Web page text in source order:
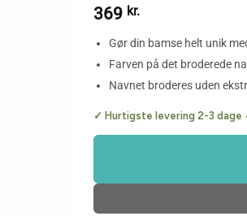
369 kr.
Gør din bamse helt unik
Farven på det broderede
Navnet broderes uden
✓ Hurtigste levering 2-3 dage